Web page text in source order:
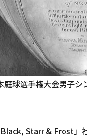
球選手権大会男子
Starr & Frost」